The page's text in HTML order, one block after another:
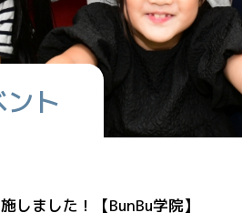
ト
しました！【BunBu学院】